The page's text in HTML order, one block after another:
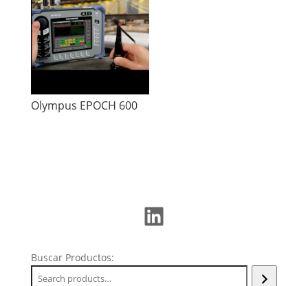
Olympus EPOCH 600
LinkedIn
Buscar Productos: